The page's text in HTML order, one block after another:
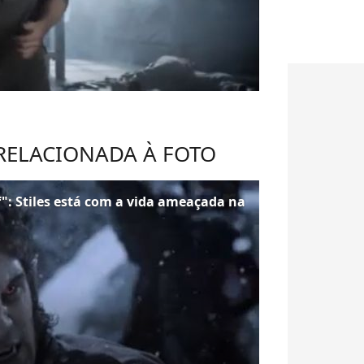
À FOTO
Stiles está com a vida ameaçada na